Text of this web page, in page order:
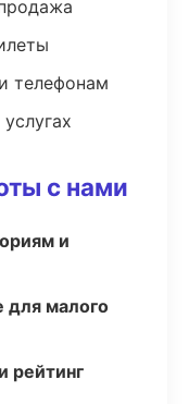
телефонам
с нами
и
для малого
рейтинг